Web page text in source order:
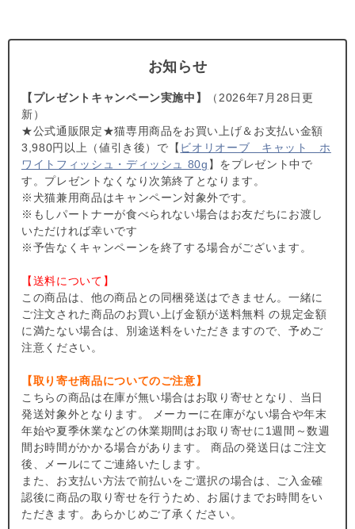
●本製品は天井の高さが床から約2,230～2,700mmの屋内で
●傾斜や凹凸のある天井、もしくは床には設置できません。
●全てのパーツにおいて従来品Cat Forestと互換性がござい
ます。
【組み立て・設置】【使用上の注意】に際して関しては 取
り扱い説明書をご確認ください。
【キャンセルについてご注意】
本商品はご注文タイミングやご注文内容によっては、購入履
歴からのご注文キャンセル、 修正を受け付けることができ
ない場合がございます。
(「発送予定日のお知らせメール」をお送りする前であれ
いただけます。）
工具はあらかじめセットの中に入っているので、自分で用意する
デザイナーがユーザーの目線で考え抜きました。
丈夫で安全に配慮された構造
一番負荷のかかる支柱は、市販のツリー型の遊具より肉厚のパイ
プを採用しています。スチールの柱にメラミン焼付塗装を施して
あるので、金属の冷たい雰囲気も緩和され、信頼感とあたたかみ
のあるものになりました。 ベース下部は裏面にマットを貼り付
け、床へのダメージを軽減するよう配慮されています。 耐荷重
は1ステップで5kg、全体で15kgが目安です。
全てのステップが樹脂製のため、硬くしぼったぞうきんなどで拭
いていただくだけで、抜け毛・毛玉・液体による汚れなどはほと
んどふき取ることが出来ます。ステップのエッジが立っていない
ので、抜け毛がたまりがちなステップの端もいつもすっきり。ま
たステップの滑り止めシートは取り外して手洗いすることができ
くご愛用いただくことができます。
◆取扱説明書は こちら をご覧ください。
＃202409
お知らせ
【プレゼントキャンペーン実施中】
（2026年7月28日更
新）
★公式通販限定★猫専用商品をお買い上げ＆お支払い金額
3,980円以上（値引き後）で【 ビオリオーブ キャット ホ
ワイトフィッシュ・ディッシュ 80g 】をプレゼント中で
す。プレゼントなくなり次第終了となります。
※犬猫兼用商品はキャンペーン対象外です。
※もしパートナーが食べられない場合はお友だちにお渡し
いただければ幸いです
※予告なくキャンペーンを終了する場合がございます。
【送料について】
この商品は、他の商品との同梱発送はできません。一緒に
ご注文された商品のお買い上げ金額が送料無料 の規定金額
に満たない場合は、別途送料をいただきますので、予めご
注意ください。
【取り寄せ商品についてのご注意】
こちらの商品は在庫が無い場合はお取り寄せとなり、当日
発送対象外となります。 メーカーに在庫がない場合や年末
年始や夏季休業などの休業期間はお取り寄せに1週間～数週
間お時間がかかる場合があります。 商品の発送日はご注文
後、メールにてご連絡いたします。
また、お支払い方法で前払いをご選択の場合は、ご入金確
認後に商品の取り寄せを行うため、お届けまでお時間をい
ただきます。あらかじめご了承ください。